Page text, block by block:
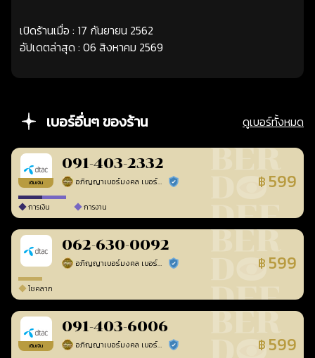
เปิดร้านเมื่อ : 17 กันยายน 2562
อัปเดตล่าสุด : 06 สิงหาคม 2569
เบอร์อื่นๆ ของร้าน ดูเบอร์ทั้งหมด
เติมเงิน
091-403-2332
อภิญญาเบอร์มงคล เบอร์สวยเลขศาสตร์ ร้านยืนยันแล้ว ฿ 599
การเงิน การงาน
062-630-0092
อภิญญาเบอร์มงคล เบอร์สวยเลขศาสตร์ ร้านยืนยันแล้ว ฿ 599
โชคลาภ
เติมเงิน
091-403-6006
อภิญญาเบอร์มงคล เบอร์สวยเลขศาสตร์ ร้านยืนยันแล้ว ฿ 599